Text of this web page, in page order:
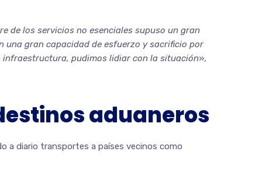
de los servicios no esenciales supuso un gran
una gran capacidad de esfuerzo y sacrificio por
pudimos lidiar con la situación»,
aduaneros
a diario transportes a países vecinos como